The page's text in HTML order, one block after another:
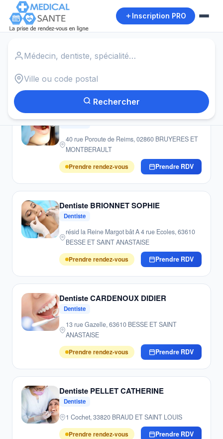
Inscription PRO
Rechercher
Autour de moi
Dentiste LéCUYER JEAN-MARIE
40 rue Poroute de Reims, 02860 BRUYERES ET
MONTBERAULT
Prendre rendez-vous
Prendre RDV
Dentiste BRIONNET SOPHIE
Dentiste
résid la Reine Margot bât A 4 rue Ecoles, 63610
BESSE ET SAINT ANASTAISE
Prendre rendez-vous
Prendre RDV
Dentiste CARDENOUX DIDIER
Dentiste
13 rue Gazelle, 63610 BESSE ET SAINT
ANASTAISE
Prendre rendez-vous
Prendre RDV
Dentiste PELLET CATHERINE
Dentiste
1 Cochet, 33820 BRAUD ET SAINT LOUIS
Prendre rendez-vous
Prendre RDV